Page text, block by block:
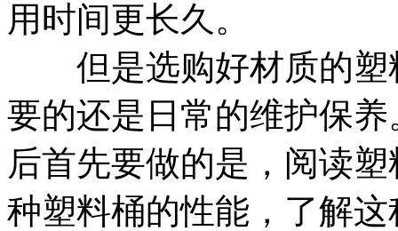
用时间更长久。
但是选购好材质的塑
要的还是日常的维护保
后首先要做的是，阅读
种塑料桶的性能，了解